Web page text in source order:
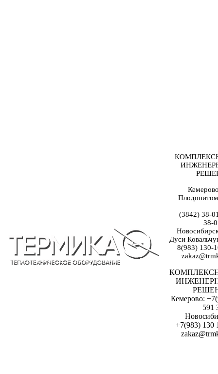
(3842) 38-
38-
Дуси
8(983) 130-
Кемерово:
591
+7(983) 130